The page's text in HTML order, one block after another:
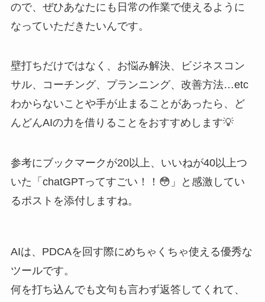
ので、ぜひあなたにも日常の作業で使えるように
なっていただきたいんです。
壁打ちだけではなく、お悩み解決、ビジネスコン
サル、コーチング、プランニング、改善方法…etc
わからないことや手が止まることがあったら、ど
んどんAIの力を借りることをおすすめします💡
参考にブックマークが20以上、いいねが40以上つ
いた「chatGPTってすごい！！😳」と感激してい
るポストを添付しますね。
AIは、PDCAを回す際にめちゃくちゃ使える優秀な
ツールです。
何を打ち込んでも文句も言わず返答してくれて、